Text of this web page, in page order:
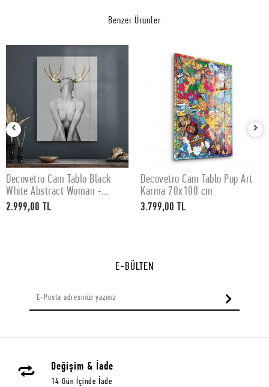
Benzer Ürünler
SEPETE EKLE
Decovetro Cam Tablo Black
White Abstract Woman -
50x70 cm
2.999,00 TL
SEPETE EKLE
Decovetro Cam Tablo Pop Art
Karma 70x100 cm
3.799,00 TL
E-BÜLTEN
Değişim & İade
14 Gün İçinde İade